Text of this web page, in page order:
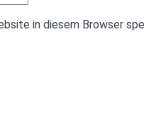
in diesem Browser